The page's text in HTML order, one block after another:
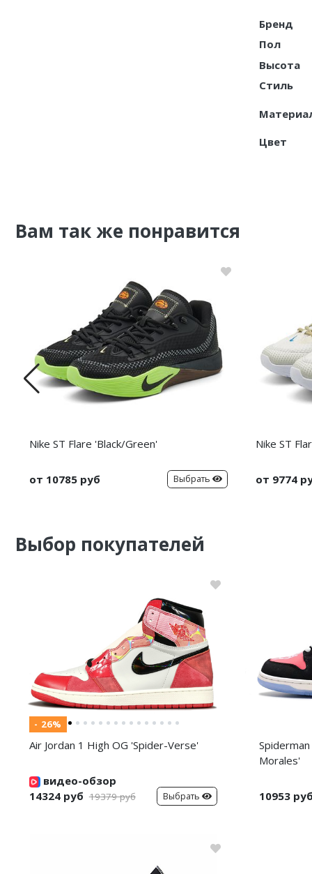
Бренд
Пол
Высота
Стиль
Цвет
Вам так же понравится
Nike ST Flare 'Black/Green'
от 10785 руб Выбрать
Nike ST
от 9774
Выбор покупателей
- 26%
Air Jordan 1 High OG 'Spider-Verse'
видео-обзор
14324 руб 19379 руб Выбрать
Morales'
10953 руб